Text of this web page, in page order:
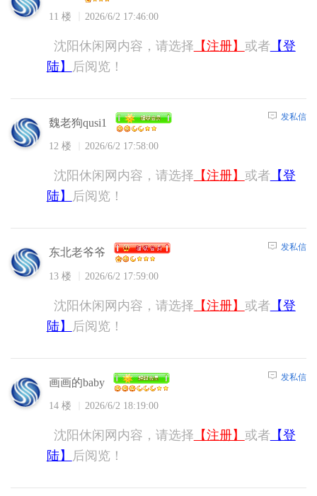
11 楼 2026/6/2 17:46:00
沈阳休闲网内容，请选择 【注册】 或者 【登
陆】
后阅览！
魏老狗qusi1
12 楼 2026/6/2 17:58:00
发私信
沈阳休闲网内容，请选择 【注册】 或者 【登
陆】
后阅览！
东北老爷爷
13 楼 2026/6/2 17:59:00
发私信
沈阳休闲网内容，请选择 【注册】 或者 【登
陆】
后阅览！
画画的baby
14 楼 2026/6/2 18:19:00
发私信
沈阳休闲网内容，请选择 【注册】 或者 【登
陆】
后阅览！